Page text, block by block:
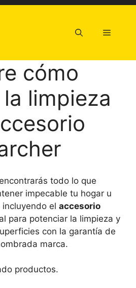
Menú
cómo
limpieza
todo lo que
impecable tu hogar u
el accesorio
para potenciar la limpieza y
con la garantía de
marca.
productos.